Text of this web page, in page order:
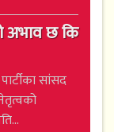
अभाव छ कि
सांसद